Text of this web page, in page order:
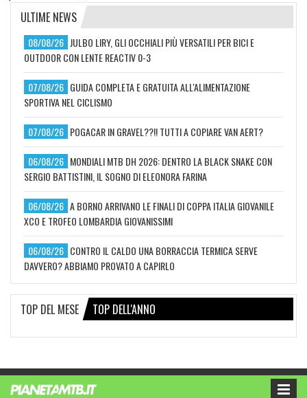
ULTIME NEWS
08/08/26 JULBO LIRY, GLI OCCHIALI PIÙ VERSATILI PER BICI E
OUTDOOR CON LENTE REACTIV 0-3
07/08/26 GUIDA COMPLETA E GRATUITA ALL'ALIMENTAZIONE
SPORTIVA NEL CICLISMO
07/08/26 POGACAR IN GRAVEL??!! TUTTI A COPIARE VAN AERT?
06/08/26 MONDIALI MTB DH 2026: DENTRO LA BLACK SNAKE CON
SERGIO BATTISTINI, IL SOGNO DI ELEONORA FARINA
06/08/26 A BORNO ARRIVANO LE FINALI DI COPPA ITALIA GIOVANILE
XCO E TROFEO LOMBARDIA GIOVANISSIMI
06/08/26 CONTRO IL CALDO UNA BORRACCIA TERMICA SERVE
DAVVERO? ABBIAMO PROVATO A CAPIRLO
TOP DEL MESE TOP DELL'ANNO